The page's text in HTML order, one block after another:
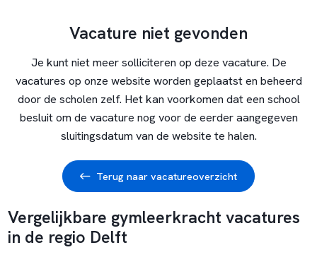
Vacature niet gevonden
Je kunt niet meer solliciteren op deze vacature. De
vacatures op onze website worden geplaatst en beheerd
door de scholen zelf. Het kan voorkomen dat een school
besluit om de vacature nog voor de eerder aangegeven
sluitingsdatum van de website te halen.
Terug naar vacatureoverzicht
Vergelijkbare gymleerkracht vacatures
in de regio Delft